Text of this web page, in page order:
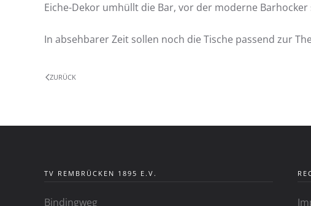
Eiche-Dekor umhüllt die Bar, vor der moderne Barhocker
In absehbarer Zeit sollen noch die Tische passend zur
ZURÜCK
TV REMBRÜCKEN 1895 E.V.
Bindingweg